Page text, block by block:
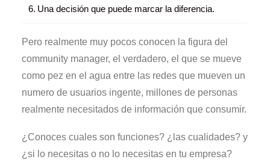
Una decisión que puede marcar la diferencia.
Pero realmente muy pocos conocen la figura del
community manager, el verdadero, el que se mueve
como pez en el agua entre las redes que mueven un
numero de usuarios ingente, millones de personas
realmente necesitados de información que consumir.
¿Conoces cuales son funciones? ¿las cualidades? y
¿si lo necesitas o no lo necesitas en tu empresa?